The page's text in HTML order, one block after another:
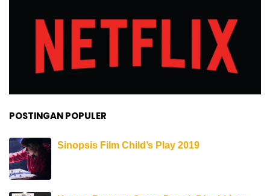
POSTINGAN POPULER
Sinopsis Film Child’s Play 2019